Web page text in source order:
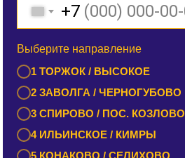
+7
Выберите направление
1 ТОРЖОК / ВЫСОКОЕ
2 ЗАВОЛГА / ЧЕРНОГУБОВО
3 СПИРОВО / ПОС. КОЗЛОВО
4 ИЛЬИНСКОЕ / КИМРЫ